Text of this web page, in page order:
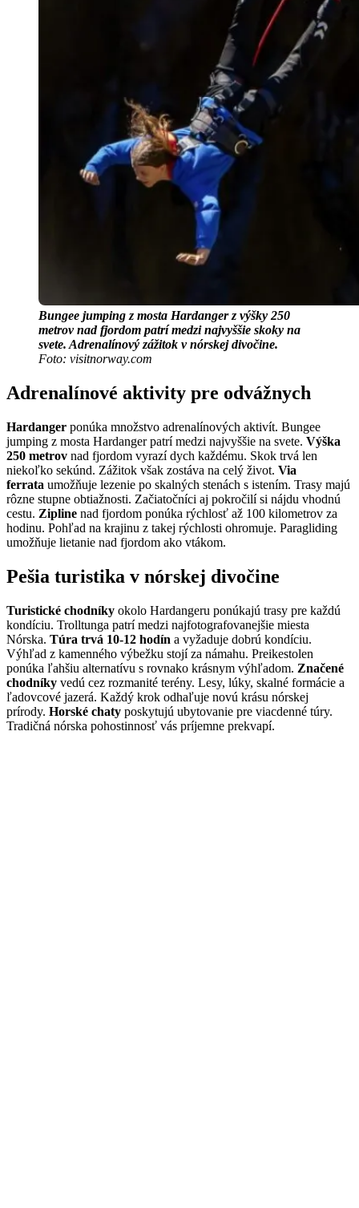
Bungee jumping z mosta Hardanger z výšky 250
metrov nad fjordom patrí medzi najvyššie skoky na
svete. Adrenalínový zážitok v nórskej divočine.
Foto: visitnorway.com
Adrenalínové aktivity pre odvážnych
Hardanger ponúka množstvo adrenalínových aktivít. Bungee
jumping z mosta Hardanger patrí medzi najvyššie na svete. Výška
250 metrov nad fjordom vyrazí dych každému. Skok trvá len
niekoľko sekúnd. Zážitok však zostáva na celý život. Via
ferrata umožňuje lezenie po skalných stenách s istením. Trasy majú
rôzne stupne obtiažnosti. Začiatočníci aj pokročilí si nájdu vhodnú
cestu. Zipline nad fjordom ponúka rýchlosť až 100 kilometrov za
hodinu. Pohľad na krajinu z takej rýchlosti ohromuje. Paragliding
umožňuje lietanie nad fjordom ako vtákom.
Pešia turistika v nórskej divočine
Turistické chodníky okolo Hardangeru ponúkajú trasy pre každú
kondíciu. Trolltunga patrí medzi najfotografovanejšie miesta
Nórska. Túra trvá 10-12 hodín a vyžaduje dobrú kondíciu.
Výhľad z kamenného výbežku stojí za námahu. Preikestolen
ponúka ľahšiu alternatívu s rovnako krásnym výhľadom. Značené
chodníky vedú cez rozmanité terény. Lesy, lúky, skalné formácie a
ľadovcové jazerá. Každý krok odhaľuje novú krásu nórskej
prírody. Horské chaty poskytujú ubytovanie pre viacdenné túry.
Tradičná nórska pohostinnosť vás príjemne prekvapí.